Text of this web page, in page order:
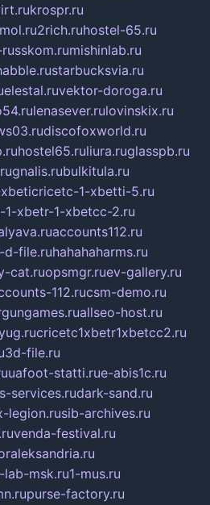
krospr.ru
2rich.ruhostel-65.ru
mishinlab.ru
starbucksvia.ru
elestal.ruvektor-doroga.ru
lenasever.rulovinskix.ru
discofoxworld.ru
hostel65.ruliura.ruglasspb.ru
gnalis.rubulkitula.ru
xbeticricetc-1-xbetti-5.ru
1-xbetr-1-xbetcc-2.ru
accounts112.ru
d-file.ruhahahaharms.ru
cat.ruopsmgr.ruev-gallery.ru
112.rucsm-demo.ru
allseo-host.ru
cricetc1xbetr1xbetcc2.ru
3d-file.ru
uafoot-statti.rue-abis1c.ru
services.rudark-sand.ru
legion.rusib-archives.ru
venda-festival.ru
lab-msk.ru1-mus.ru
purse-factory.ru